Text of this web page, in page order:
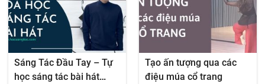
Sáng Tác Đầu Tay – Tự
học sáng tác bài hát
Tạo ấn tượng qua các
điệu múa cổ trang